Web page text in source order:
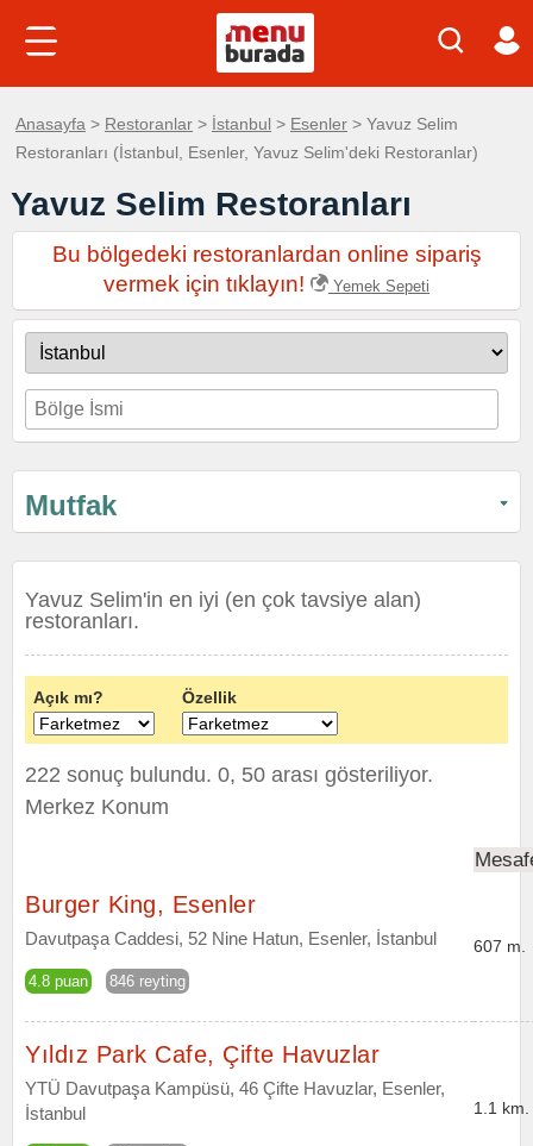
Anasayfa > Restoranlar > İstanbul > Esenler > Yavuz Selim
Restoranları (İstanbul, Esenler, Yavuz Selim'deki Restoranlar)
Yavuz Selim Restoranları
Bu bölgedeki restoranlardan online sipariş
vermek için tıklayın!
Yemek Sepeti
Mutfak
Yavuz Selim'in en iyi (en çok tavsiye alan)
restoranları.
Açık mı? Özellik
222 sonuç bulundu. 0, 50 arası gösteriliyor.
Merkez Konum
Burger King, Esenler
Davutpaşa Caddesi, 52 Nine Hatun, Esenler, İstanbul
4.8 puan 846 reyting
607 m.
Yıldız Park Cafe, Çifte Havuzlar
YTÜ Davutpaşa Kampüsü, 46 Çifte Havuzlar, Esenler,
İstanbul
1.1 km.